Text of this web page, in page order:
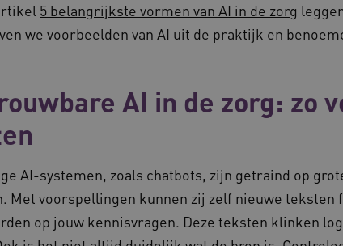
5 belangrijkste vormen van AI in de zorg
we voorbeelden van AI uit de praktijk en
AI in de zorg: zo
AI-systemen, zoals chatbots, zijn getraind op
Met voorspellingen kunnen zij zelf nieuwe
op jouw kennisvragen. Deze teksten klinken